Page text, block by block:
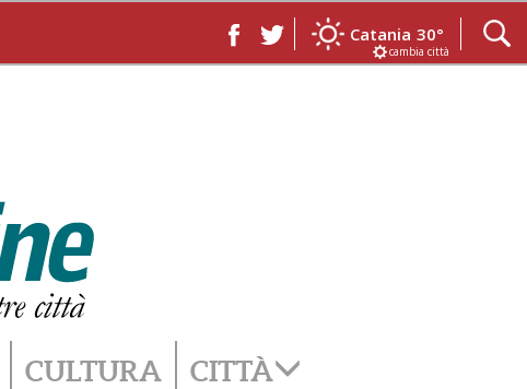
Catania 30°
cambia città
CULTURA CITTÀ